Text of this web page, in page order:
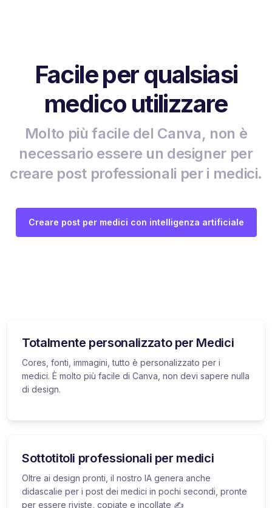
Facile per qualsiasi
medico utilizzare
Molto più facile del Canva, non è
necessario essere un designer per
creare post professionali per i medici.
Creare post per medici con intelligenza artificiale
Totalmente personalizzato per Medici
Cores, fonti, immagini, tutto è personalizzato per i
medici. È molto più facile di Canva, non devi sapere nulla
di design.
Sottotitoli professionali per medici
Oltre ai design pronti, il nostro IA genera anche
didascalie per i post dei medici in pochi secondi, pronte
per essere riviste, copiate e incollate ✍️